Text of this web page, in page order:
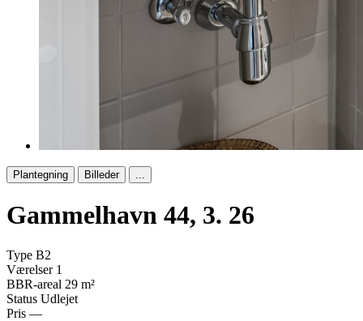
Plantegning Billeder ...
Gammelhavn 44, 3. 26
Type B2
Værelser 1
BBR-areal 29 m²
Status Udlejet
Pris —